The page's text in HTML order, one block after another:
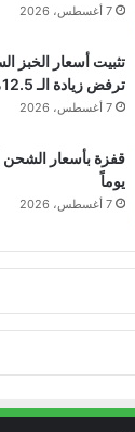
7 أغسطس، 2026
تثبيت أسعار الخبز
ترفض زيادة الـ 12.5%
7 أغسطس، 2026
يوماً
7 أغسطس، 2026